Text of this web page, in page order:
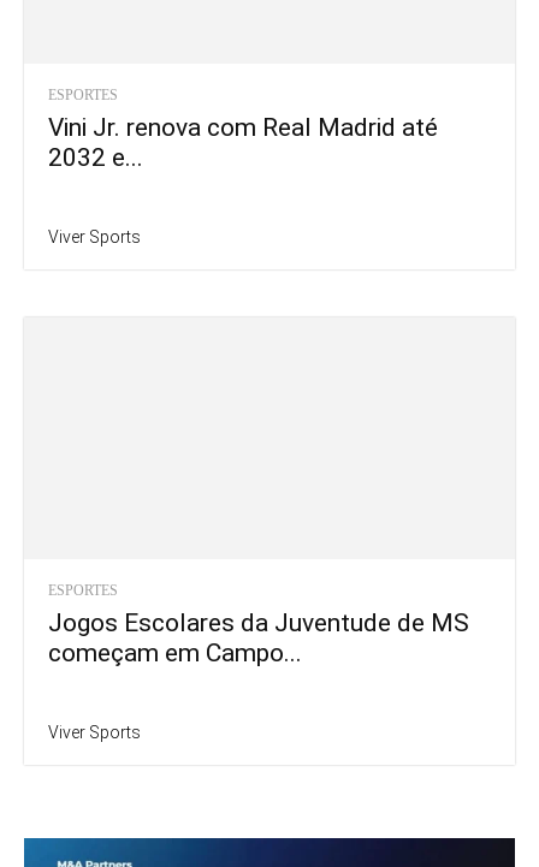
ESPORTES
Vini Jr. renova com Real Madrid até
2032 e...
Viver Sports
ESPORTES
Jogos Escolares da Juventude de MS
começam em Campo...
Viver Sports